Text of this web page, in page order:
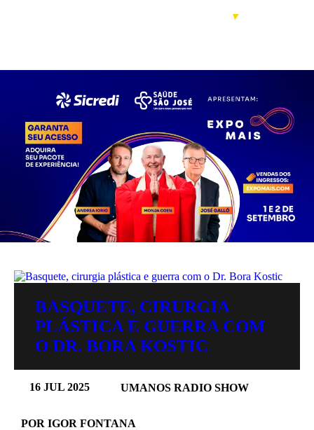
BASQUETE, CIRURGIA
PLÁSTICA E GUERRA COM
O DR. BORA KOSTIC
16 JUL 2025 UMANOS RADIO SHOW
POR IGOR FONTANA